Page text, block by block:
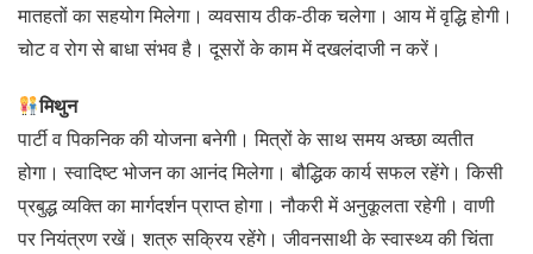
मातहतों का सहयोग मिलेगा। व्यवसाय ठीक-ठीक चलेगा। आय में वृद्धि होगी।
चोट व रोग से बाधा संभव है। दूसरों के काम में दखलंदाजी न करें।
मिथुन
पार्टी व पिकनिक की योजना बनेगी। मित्रों के साथ समय अच्‍छा व्यतीत
होगा। स्वादिष्ट भोजन का आनंद मिलेगा। बौद्धिक कार्य सफल रहेंगे। किसी
प्रबुद्ध व्यक्ति का मार्गदर्शन प्राप्त होगा। नौकरी में अनुकूलता रहेगी। वाणी
पर नियंत्रण रखें। शत्रु सक्रिय रहेंगे। जीवनसाथी के स्वास्थ्य की चिंता